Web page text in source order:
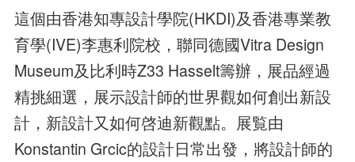
這個由香港知專設計學院(HKDI)及香港專業教
育學(IVE)李惠利院校，聯同德國Vitra Design
Museum及比利時Z33 Hasselt籌辦，展品經過
精挑細選，展示設計師的世界觀如何創出新設
計，新設計又如何啓迪新觀點。展覧由
Konstantin Grcic的設計日常出發，將設計師的